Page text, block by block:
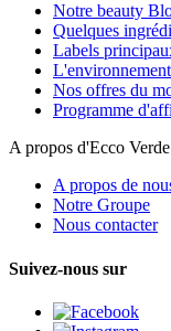
Notre beauty
Quelques
Labels
Nos offres du
Programme
A propos d'Ecco Verde
A propos de
Notre Groupe
Nous contacter
Suivez-nous sur